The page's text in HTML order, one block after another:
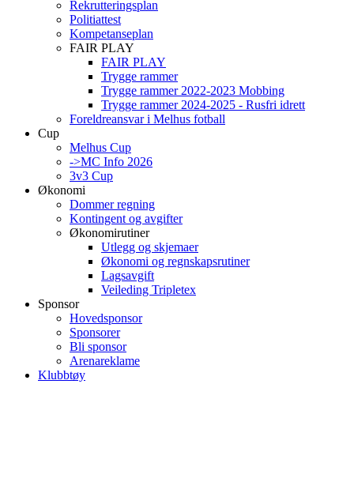
Rekrutteringsplan
Politiattest
Kompetanseplan
FAIR PLAY
FAIR PLAY
Trygge rammer
Trygge rammer 2022-2023 Mobbing
Trygge rammer 2024-2025 - Rusfri idrett
Foreldreansvar i Melhus fotball
Cup
Melhus Cup
->MC Info 2026
3v3 Cup
Økonomi
Dommer regning
Kontingent og avgifter
Økonomirutiner
Utlegg og skjemaer
Økonomi og regnskapsrutiner
Lagsavgift
Veileding Tripletex
Sponsor
Hovedsponsor
Sponsorer
Bli sponsor
Arenareklame
Klubbtøy